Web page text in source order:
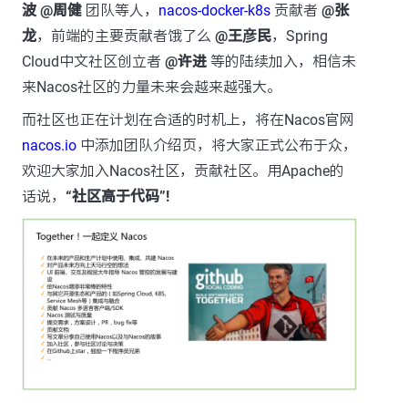
波 @周健 团队等人， nacos-docker-k8s 贡献者 @张
龙，前端的主要贡献者饿了么 @王彦民，Spring
Cloud中文社区创立者 @许进 等的陆续加入，相信未
来Nacos社区的力量未来会越来越强大。
而社区也正在计划在合适的时机上，将在Nacos官网
nacos.io 中添加团队介绍页，将大家正式公布于众，
欢迎大家加入Nacos社区，贡献社区。用Apache的
话说， “社区高于代码”!